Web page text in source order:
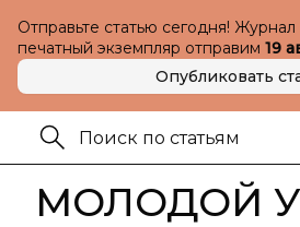
Отправьте статью сегодня!
печатный экземпляр отправим 19
Опубликовать
МОЛОДОЙ